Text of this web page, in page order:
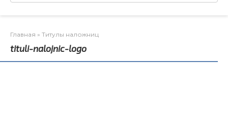
Главная » Титулы наложниц
tituli-nalojnic-logo